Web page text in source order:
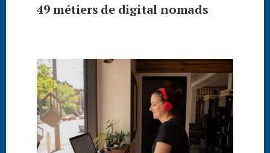
49 métiers de digital nomads